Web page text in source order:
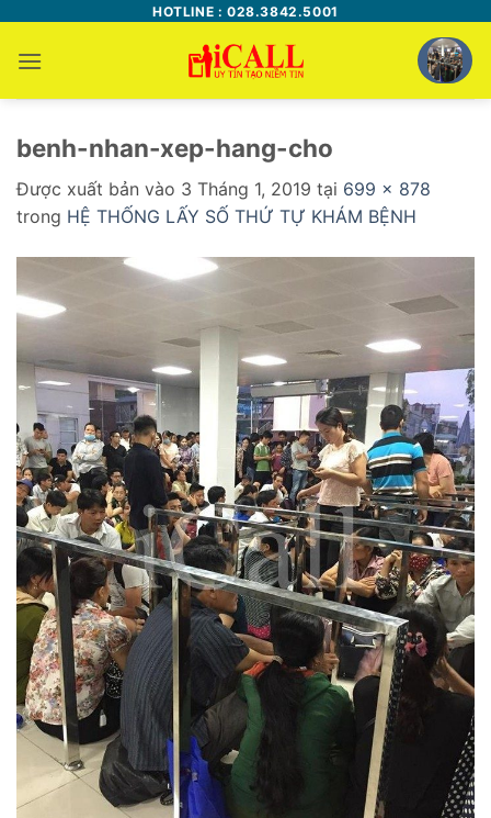
nội
dung
HOTLINE : 028.3842.5001
benh-nhan-xep-hang-cho
Được xuất bản vào 3 Tháng 1, 2019 tại 699 × 878
trong HỆ THỐNG LẤY SỐ THỨ TỰ KHÁM BỆNH